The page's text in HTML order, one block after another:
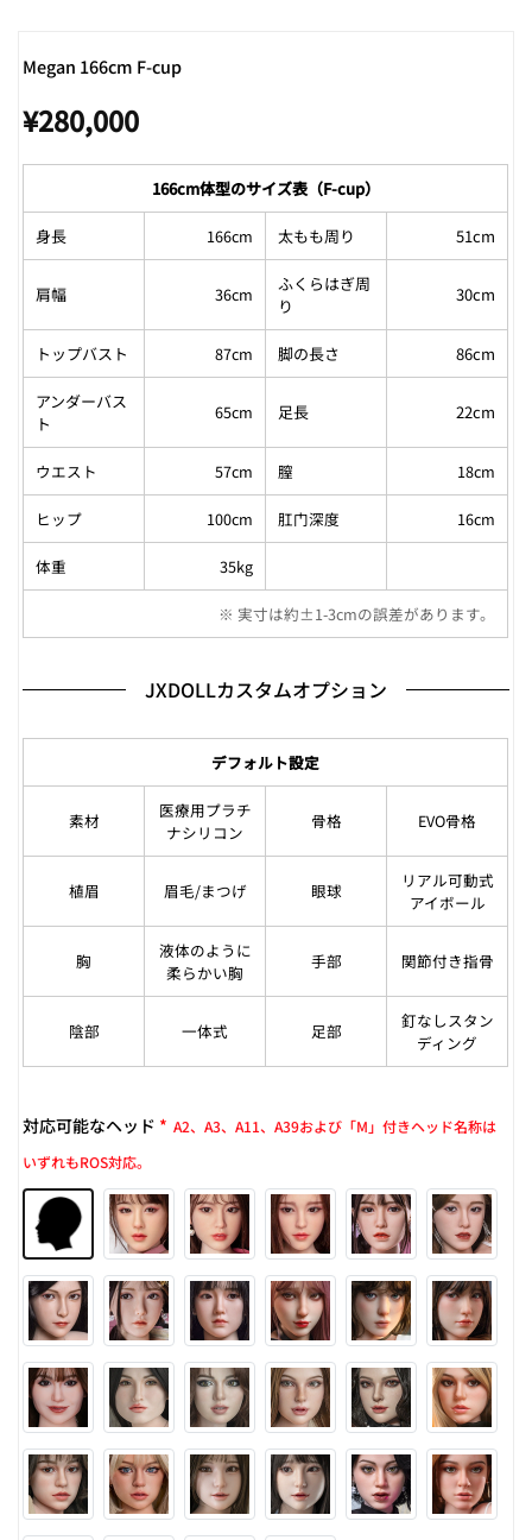
Megan 166cm F-cup
¥280,000
166cm体型のサイズ表（F-cup）
身長 166cm 太もも周り 51cm
肩幅 36cm
ふくらはぎ周
り
30cm
トップバスト 87cm 脚の長さ 86cm
アンダーバス
ト
65cm 足長 22cm
ウエスト 57cm 膣 18cm
ヒップ 100cm 肛门深度 16cm
体重 35kg
※ 実寸は約±1-3cmの誤差があります。
JXDOLLカスタムオプション
デフォルト設定
素材
医療用プラチ
ナシリコン
骨格 EVO骨格
植眉 眉毛/まつげ 眼球
リアル可動式
アイボール
胸
液体のように
柔らかい胸
手部 関節付き指骨
陰部 一体式 足部
釘なしスタン
ディング
対応可能なヘッド * A2、A3、A11、A39および「M」付きヘッド名称は
いずれもROS対応。